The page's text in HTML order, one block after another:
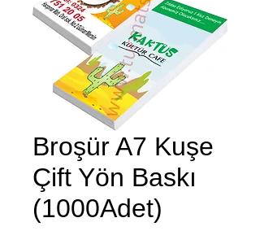
Broşür A7 Kuşe
Çift Yön Baskı
(1000Adet)